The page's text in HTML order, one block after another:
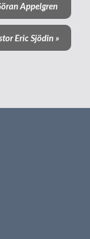
Appelgren
Eric Sjödin »